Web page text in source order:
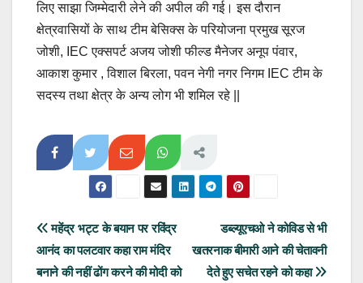
लिए साझा जिम्मेदारी लेने की अपील की गई। इस दौरान
क्षेत्रवासियों के साथ टीम बेसिक्स के परियोजना प्रमुख सूरज
जोशी, IEC एक्सपर्ट अजय जोशी फील्ड मैनेजर अनूप पंवार,
आकाश कुमार , विशाल बिरला, पवन नेगी नगर निगम IEC टीम के
सदस्य तथा क्षेत्र के अन्य लोग भी शमिल रहे ||
Post
navigation
डब्ल्यूएचओ ने कोविड से भी
खतरनाक बीमारी आने की चेतावनी
देते हुए सचेत रहने को कहा
महेंद्र भट्ट के बयान पर रविंद्र
आनंद का पलटवार कहा राम मंदिर
बनाने की नहीं ढोंग करने की मोदी को